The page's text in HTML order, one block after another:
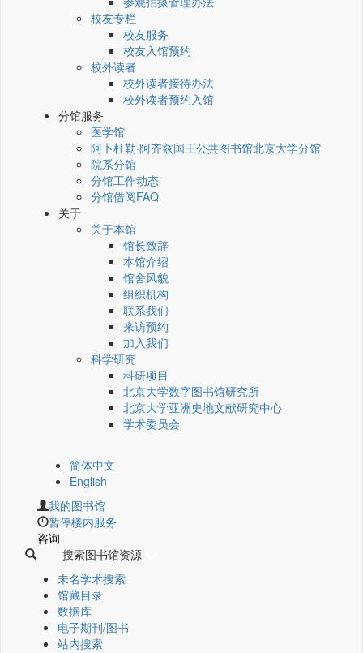
校友专栏
校友服务
校友入馆预约
校外读者
校外读者接待办法
校外读者预约入馆
分馆服务
医学馆
阿卜杜勒·阿齐兹国王公共图书馆北京大学分馆
院系分馆
分馆工作动态
分馆借阅FAQ
关于
关于本馆
馆长致辞
本馆介绍
馆舍风貌
组织机构
联系我们
来访预约
加入我们
科学研究
科研项目
北京大学数字图书馆研究所
北京大学亚洲史地文献研究中心
学术委员会
简体中文
English
我的图书馆
暂停楼内服务
咨询
搜索图书馆资源
未名学术搜索
馆藏目录
数据库
电子期刊/图书
站内搜索